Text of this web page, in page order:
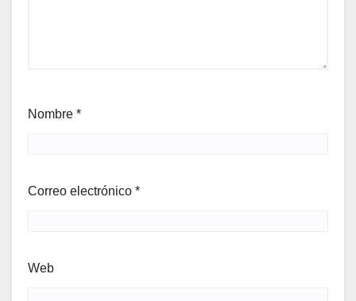
Nombre *
Correo electrónico *
Web